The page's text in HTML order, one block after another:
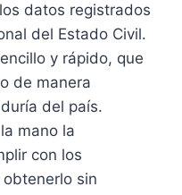
datos registrados
del Estado Civil.
y rápido, que
de manera
del país.
mano la
con los
sin